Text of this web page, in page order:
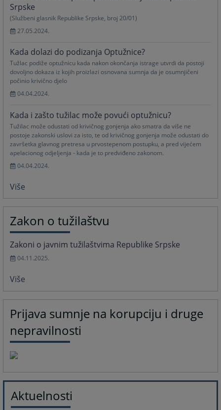
Srpske
(Službeni glasnik Republike Srpske, broj 20/01)
27.05.2024.
Kada dolazi do podizanja Optužnice?
Tužlac podiže optužnicu kada nakon okončanja istrage utvrdi da postoji
dovoljno dokaza iz kojih proizlazi osnovana sumnja da je osumnjičeni
počinio krivično djelo
04.04.2024.
Kada i zašto tužilac može povući optužnicu?
Tužilac može odustati od krivičnog gonjenja ako smatra da više ne
postoje zakonski uslovi za isto, te od krivičnog gonjenja može odustati do
završetka glavnog pretresa u prvostepenom postupku, a pred vijećem
apelacionog odjeljenja - kada je to predviđeno zakonom.
04.04.2024.
Više
Zakon o tužilaštvu
Zakoni o javnim tužilaštvima Republike Srpske
04.11.2025.
Više
Prijava sumnje na korupciju i druge
nepravilnosti
Aktuelnosti